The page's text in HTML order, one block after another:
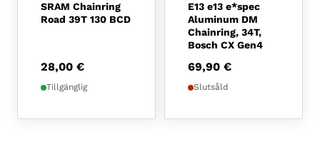
SRAM Chainring
Road 39T 130 BCD
28,00 €
Tillgänglig
E13 e13 e*spec
Aluminum DM
Chainring, 34T,
Bosch CX Gen4
69,90 €
Slutsåld